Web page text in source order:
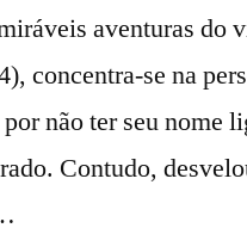
aventuras do
concentra-se na
não ter seu nome
Contudo,